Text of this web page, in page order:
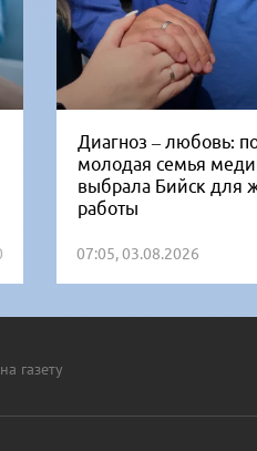
Диагноз – любовь:
молодая семья
выбрала Бийск для
работы
07:05, 03.08.2026
газету